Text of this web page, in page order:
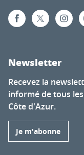
Newsletter
Recevez la
informé de tous
Côte d'Azur.
Je m'abonne